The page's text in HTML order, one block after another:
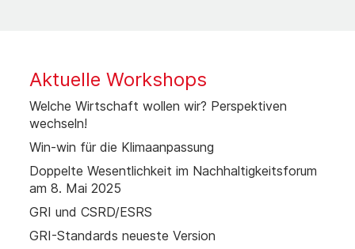
Aktuelle Workshops
Welche Wirtschaft wollen wir? Perspektiven
wechseln!
Win-win für die Klimaanpassung
Doppelte Wesentlichkeit im Nachhaltigkeitsforum
am 8. Mai 2025
GRI und CSRD/ESRS
GRI-Standards neueste Version